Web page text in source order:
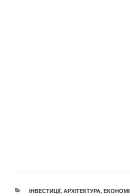
КАТЕГОРІЇ
ІНВЕСТИЦІЇ, АРХІТЕКТУРА,